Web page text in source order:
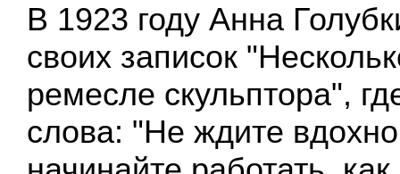
В 1923 году Анна
своих записок
ремесле скульптора",
слова: "Не ждите